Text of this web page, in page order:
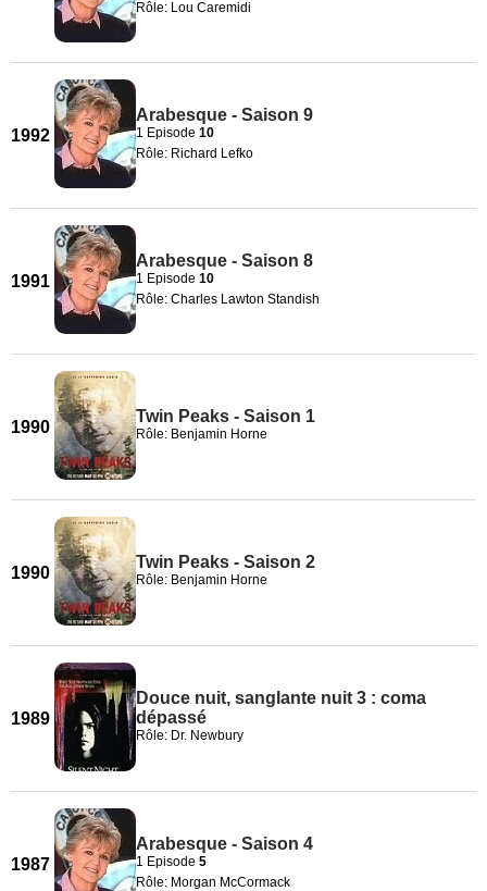
Rôle: Lou Caremidi
1992
Arabesque - Saison 9
1 Episode 10
Rôle: Richard Lefko
1991
Arabesque - Saison 8
1 Episode 10
Rôle: Charles Lawton Standish
1990
Twin Peaks - Saison 1
Rôle: Benjamin Horne
1990
Twin Peaks - Saison 2
Rôle: Benjamin Horne
1989
Douce nuit, sanglante nuit 3 : coma
dépassé
Rôle: Dr. Newbury
1987
Arabesque - Saison 4
1 Episode 5
Rôle: Morgan McCormack